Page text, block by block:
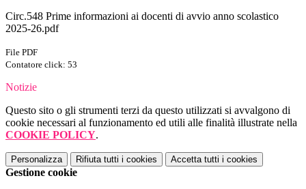
Circ.548 Prime informazioni ai docenti di avvio anno scolastico
2025-26.pdf
File PDF
Contatore click: 53
Notizie
Questo sito o gli strumenti terzi da questo utilizzati si avvalgono di
cookie necessari al funzionamento ed utili alle finalità illustrate nella
COOKIE POLICY.
Personalizza Rifiuta tutti i cookies Accetta tutti i cookies
Gestione cookie